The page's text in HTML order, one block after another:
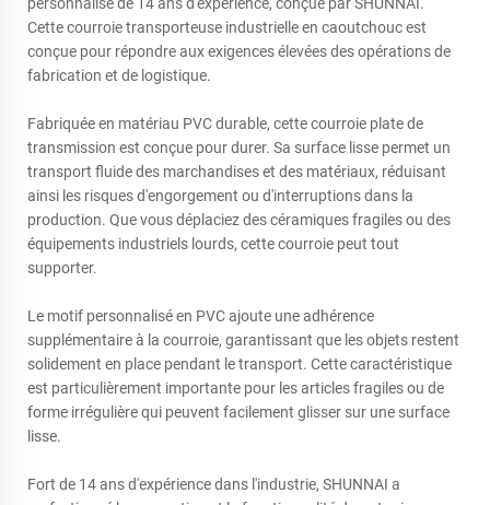
Cette courroie transporteuse industrielle en caoutchouc est
conçue pour répondre aux exigences élevées des opérations de
fabrication et de logistique.
Fabriquée en matériau PVC durable, cette courroie plate de
transmission est conçue pour durer. Sa surface lisse permet un
transport fluide des marchandises et des matériaux, réduisant
ainsi les risques d'engorgement ou d'interruptions dans la
production. Que vous déplaciez des céramiques fragiles ou des
équipements industriels lourds, cette courroie peut tout
supporter.
Le motif personnalisé en PVC ajoute une adhérence
supplémentaire à la courroie, garantissant que les objets restent
solidement en place pendant le transport. Cette caractéristique
est particulièrement importante pour les articles fragiles ou de
forme irrégulière qui peuvent facilement glisser sur une surface
lisse.
Fort de 14 ans d'expérience dans l'industrie, SHUNNAI a